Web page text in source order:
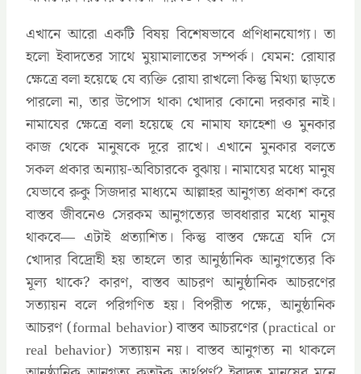
এখানে আরো একটি বিষয় বিশেষভাবে প্রণিধানযোগ্য। তা
হলো ইবাদতের সাথে মুয়ামালাতের সম্পর্ক। যেমন: রোযার
ক্ষেত্রে বলা হয়েছে যে ব্যক্তি রোযা রাখলো কিন্তু মিথ্যা ছাড়তে
পারলো না, তার উপোস থাকা খোদার কোনো দরকার নাই।
নামাযের ক্ষেত্রে বলা হয়েছে যে নামায ফাহেশা ও মুনকার
কাজ থেকে মানুষকে দূরে রাখে। এখানে মুনকার বলতে
সকল প্রকার অন্যায়-অবিচারকে বুঝায়। নামাযের মধ্যে মানুষ
যেভাবে রুকু সিজদার মাধ্যমে আল্লাহর আনুগত্য প্রকাশ করে
বাস্তব জীবনেও সেরকম আনুগত্যের ভাবধারার মধ্যে মানুষ
থাকবে— এটাই প্রত্যাশিত। কিন্তু বাস্তব ক্ষেত্রে যদি সে
খোদার বিদ্রোহী হয় তাহলে তার আনুষ্ঠানিক আনুগত্যের কি
মূল্য থাকে? কারণ, বাস্তব আচরণ আনুষ্ঠানিক আচরণের
সত্যায়ন বলে পরিগণিত হয়। বিপরীত পক্ষে, আনুষ্ঠানিক
আচরণ (formal behavior) বাস্তব আচরণের (practical or
real behavior) সত্যায়ন নয়। বাস্তব আনুগত্য না থাকলে